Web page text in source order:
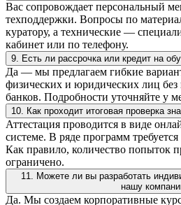
Вас сопровождает персональный
техподдержки. Вопросы по
куратору, а технические —
кабинет или по телефону.
9. Есть ли рассрочка или кредит на
Да — мы предлагаем гибкие
физических и юридических лиц без
банков. Подробности уточняйте у
10. Как проходит итоговая проверка
Аттестация проводится в виде
системе. В ряде программ требуется
Как правило, количество попыток
ограничено.
11. Можете ли вы разработать
нашу
Да. Мы создаем корпоративные